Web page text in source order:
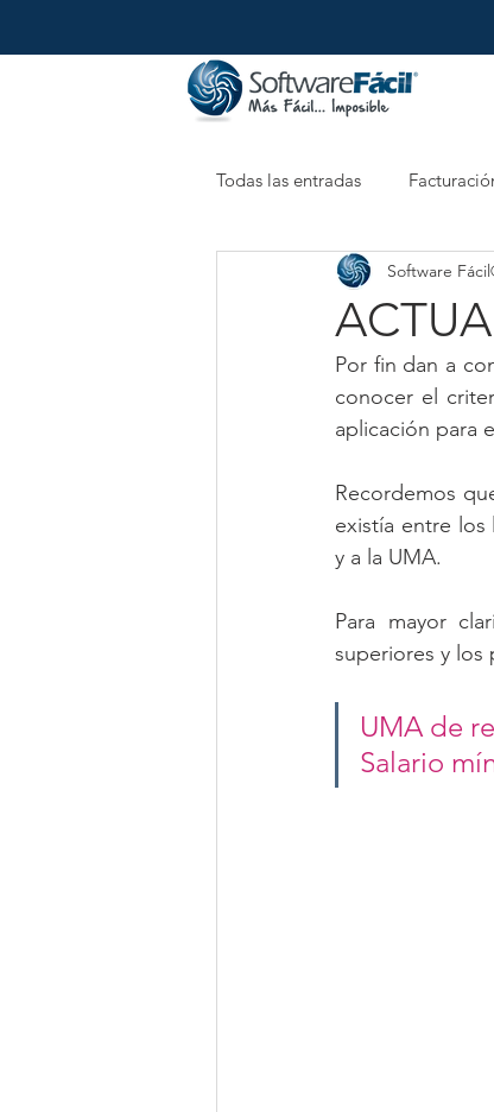
Todas las entradas
Retenciones Electrónicas
Software
Por fin dan a
conocer el
aplicación para
Recordemos
existía entre los
y a la UMA.
Para mayor
superiores y los
UMA de
Salario